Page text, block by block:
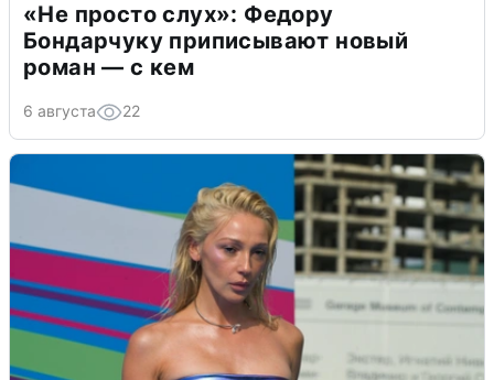
«Не просто слух»: Федору
Бондарчуку приписывают новый
роман — с кем
6 августа 22